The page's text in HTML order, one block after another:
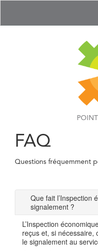
FAQ
Questions fréquemment
Que fait l’Inspection
signalement ?
L’Inspection
reçus et, si nécessaire,
le signalement au